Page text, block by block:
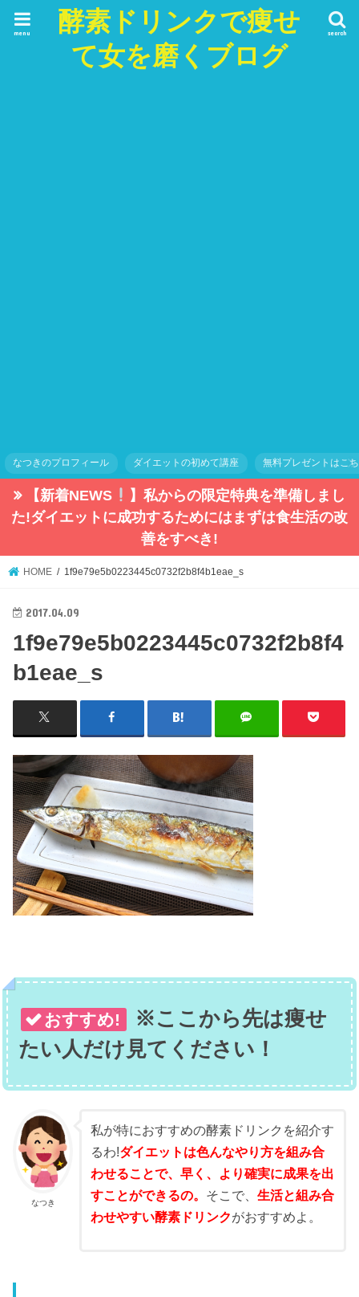
酵素ドリンクで痩せ
て女を磨くブログ
search
menu
なつきのプロフィール ダイエットの初めて講座 無料プレゼントはこ
【新着NEWS
】私からの限定特典を準備しまし
た!ダイエットに成功するためにはまずは食生活の改
善をすべき!
HOME 1f9e79e5b0223445c0732f2b8f4b1eae_s
2017.04.09
1f9e79e5b0223445c0732f2b8f4
b1eae_s
おすすめ!
※ここから先は痩せ
たい人だけ見てください！
なつき
私が特におすすめの酵素ドリンクを紹介す
るわ!ダイエットは色んなやり方を組み合
わせることで、早く、より確実に成果を出
すことができるの。 そこで、 生活と組み合
わせやすい酵素ドリンクがおすすめよ。